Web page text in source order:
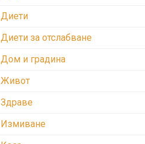
Диети
Диети за отслабване
Дом и градина
Живот
Здраве
Измиване